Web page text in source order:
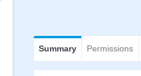
Summary Permissions